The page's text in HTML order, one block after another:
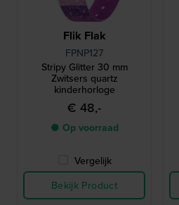
Flik Flak
FPNP127
Stripy Glitter 30 mm
Zwitsers quartz
kinderhorloge
€ 48,-
● Op voorraad
Vergelijk
Bekijk Product